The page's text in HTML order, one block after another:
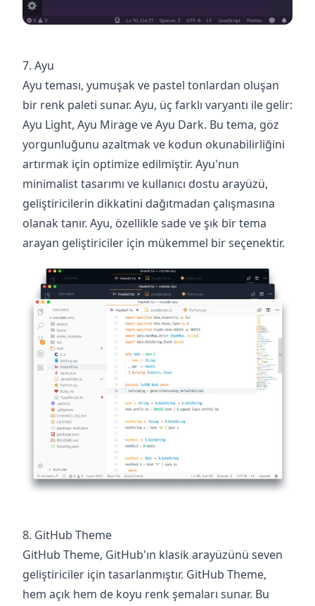
7. Ayu
Ayu teması, yumuşak ve pastel tonlardan oluşan
bir renk paleti sunar. Ayu, üç farklı varyantı ile gelir:
Ayu Light, Ayu Mirage ve Ayu Dark. Bu tema, göz
yorgunluğunu azaltmak ve kodun okunabilirliğini
artırmak için optimize edilmiştir. Ayu'nun
minimalist tasarımı ve kullanıcı dostu arayüzü,
geliştiricilerin dikkatini dağıtmadan çalışmasına
olanak tanır. Ayu, özellikle sade ve şık bir tema
arayan geliştiriciler için mükemmel bir seçenektir. ‍
8. GitHub Theme
GitHub Theme, GitHub'ın klasik arayüzünü seven
geliştiriciler için tasarlanmıştır. GitHub Theme,
hem açık hem de koyu renk şemaları sunar. Bu